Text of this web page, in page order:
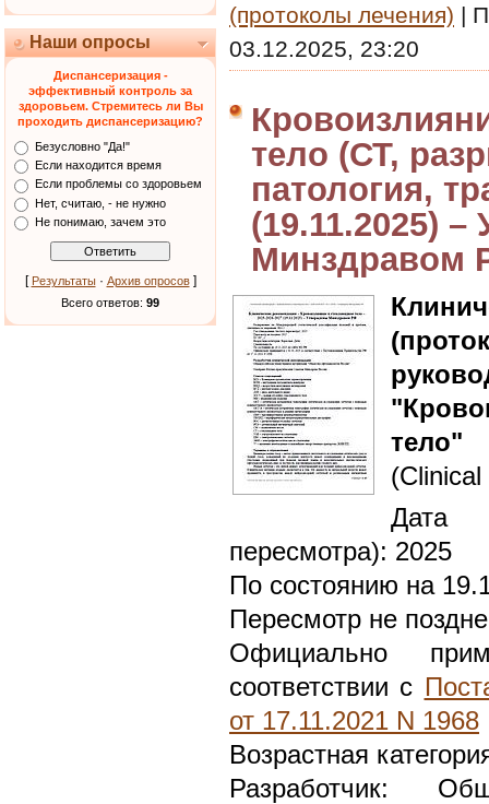
Наши опросы
Диспансеризация -
эффективный контроль за
здоровьем. Стремитесь ли Вы
проходить диспансеризацию?
Безусловно "Да!"
Если находится время
Если проблемы со здоровьем
Нет, считаю, - не нужно
Не понимаю, зачем это
[ Результаты· Архив опросов]
Всего ответов: 99
(протоколы лечения) |
03.12.2025, 23:20
тело (СТ,
патология,
(19.11.2025)
Минздравом
тело"
Дата
пересмотра): 2025
По состоянию на
Пересмотр не
Официально
соответствии с
от 17.11.2021 N 1968
Возрастная
Разработчик: